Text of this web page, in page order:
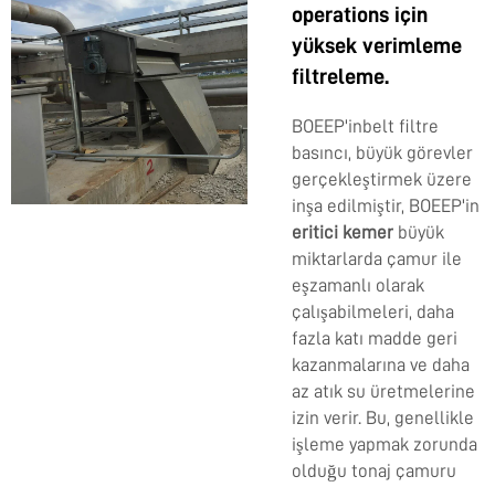
operations için
yüksek verimleme
filtreleme.
BOEEP'inbelt filtre
basıncı, büyük görevler
gerçekleştirmek üzere
inşa edilmiştir, BOEEP'in
eritici kemer büyük
miktarlarda çamur ile
eşzamanlı olarak
çalışabilmeleri, daha
fazla katı madde geri
kazanmalarına ve daha
az atık su üretmelerine
izin verir. Bu, genellikle
işleme yapmak zorunda
olduğu tonaj çamuru